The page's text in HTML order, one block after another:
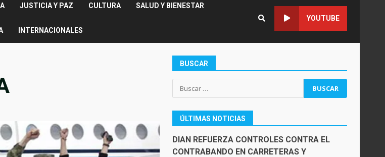
JUSTICIA Y PAZ CULTURA SALUD Y BIENESTAR
INTERNACIONALES
YOUTUBE
BUSCAR
Buscar:
ÚLTIMAS NOTICIAS
DIAN REFUERZA CONTROLES CONTRA EL
CONTRABANDO EN CARRETERAS Y